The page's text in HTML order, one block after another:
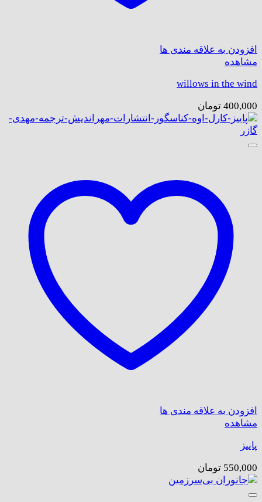
افزودن به علاقه مندی ها
مشاهده
willows in the wind
400,000 تومان
افزودن به علاقه مندی ها
مشاهده
پاییز
550,000 تومان